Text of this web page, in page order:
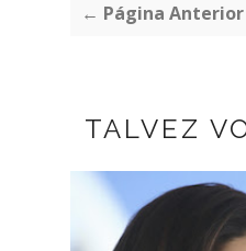
← Página Anterior
TALVEZ